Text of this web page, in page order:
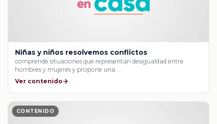
Niñas y niños resolvemos conflictos
comprende situaciones que representan desigualdad entre
hombres y mujeres y propone una …
Ver contenido
CONTENIDO